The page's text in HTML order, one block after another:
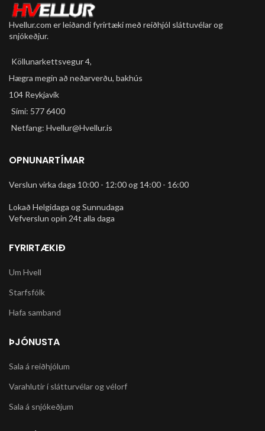
miklum
afslætti
meðan
birgðir
endast.
Hjólin til
sýnis á
Glæsilegt Gravel ferðahjól í
og Dark Indigo Stellstærðir: XS
(49cm), S (52cm), M (54cm), L
520 ctromolly stell m. festingum
f.bretti ofl. Afturskiptir Shimano
Tectro Mira, 160mm diskar Dekk
https://www.fujibikes.com/usa/bikes/road/adventure-
Reviews
"The Jari may be Fuji's
Gjarðir 28" (700 x 40c dekk K-
Hvellur.com er leiðandi fyrirtæki með reiðhjól sláttuvélar og
snjókeðjur.
Köllunarkettsvegur 4,
Hægra megin að neðarverðu, bakhús
104 Reykjavík
Sími: 577 6400
Netfang: Hvellur@Hvellur.is
OPNUNARTÍMAR
Verslun virka daga 10:00 - 12:00 og 14:00 - 16:00
Lokað Helgidaga og Sunnudaga
Vefverslun opin 24t alla daga
FYRIRTÆKIÐ
Um Hvell
Starfsfólk
Hafa samband
ÞJÓNUSTA
Sala á reiðhjólum
Varahlutir í slátturvélar og vélorf
Sala á snjókeðjum